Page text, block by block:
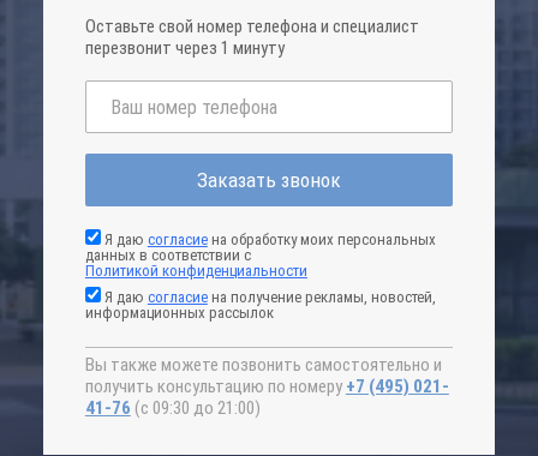
Оставьте свой номер телефона и специалист
перезвонит через 1 минуту
Заказать звонок
Я даю согласиена обработку моих персональных
данных в соответствии с
Политикой конфиденциальности
Я даю согласиена получение рекламы, новостей,
информационных рассылок
Вы также можете позвонить самостоятельно и
получить консультацию по номеру +7 (495) 021-
41-76 (с 09:30 до 21:00)